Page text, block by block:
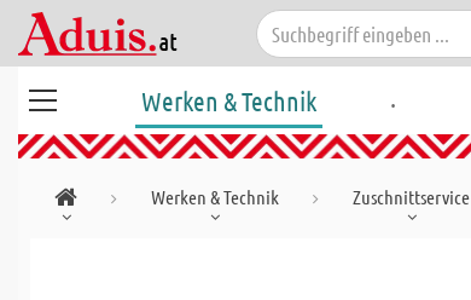
Werken & Technik .
Werken & Technik Zuschnittservice